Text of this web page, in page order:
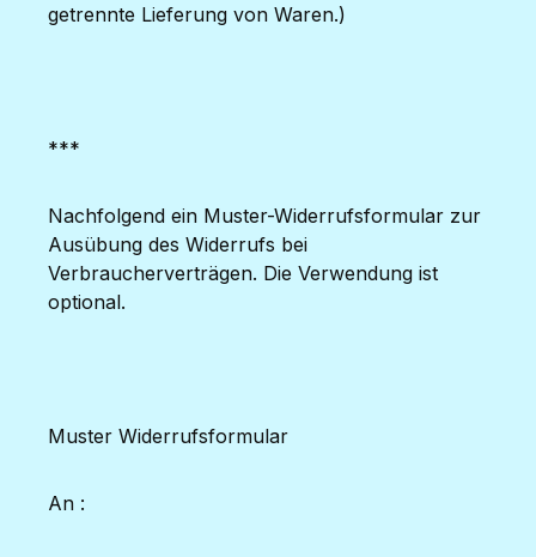
getrennte Lieferung von Waren.)
***
Nachfolgend ein Muster-Widerrufsformular zur
Ausübung des Widerrufs bei
Verbraucherverträgen. Die Verwendung ist
optional.
Muster Widerrufsformular
An :